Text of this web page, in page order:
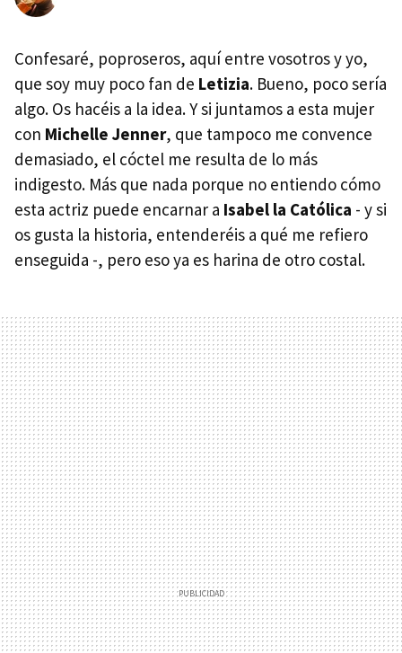
Confesaré, poproseros, aquí entre vosotros y yo,
que soy muy poco fan de Letizia. Bueno, poco sería
algo. Os hacéis a la idea. Y si juntamos a esta mujer
con Michelle Jenner, que tampoco me convence
demasiado, el cóctel me resulta de lo más
indigesto. Más que nada porque no entiendo cómo
esta actriz puede encarnar a Isabel la Católica - y si
os gusta la historia, entenderéis a qué me refiero
enseguida -, pero eso ya es harina de otro costal.